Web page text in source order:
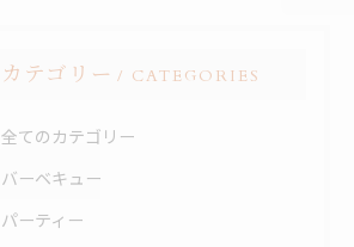
カテゴリー CATEGORIES
全てのカテゴリー
バーベキュー
パーティー